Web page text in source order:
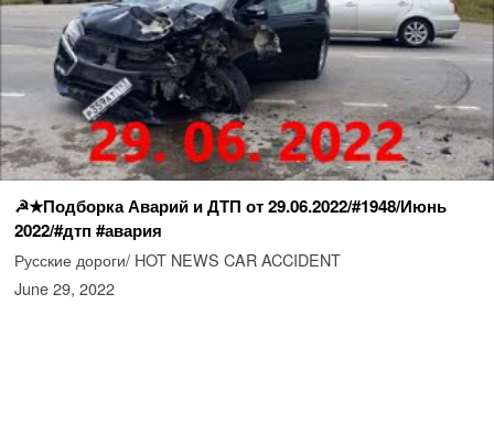
☭★Подборка Аварий и ДТП от 29.06.2022/#1948/Июнь
2022/#дтп #авария
Русские дороги/ HOT NEWS CAR ACCIDENT
June 29, 2022